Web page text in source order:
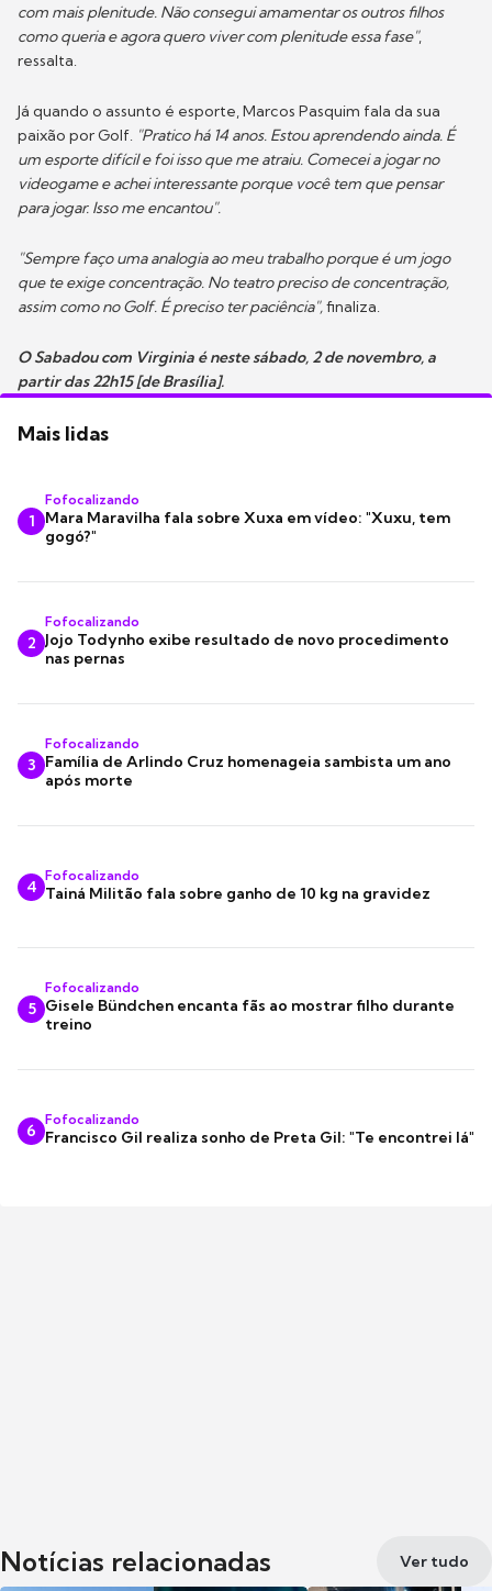
com mais plenitude. Não consegui amamentar os outros filhos
como queria e agora quero viver com plenitude essa fase",
ressalta.
Já quando o assunto é esporte, Marcos Pasquim fala da sua
paixão por Golf. "Pratico há 14 anos. Estou aprendendo ainda. É
um esporte difícil e foi isso que me atraiu. Comecei a jogar no
videogame e achei interessante porque você tem que pensar
para jogar. Isso me encantou".
"Sempre faço uma analogia ao meu trabalho porque é um jogo
que te exige concentração. No teatro preciso de concentração,
assim como no Golf. É preciso ter paciência",finaliza.
O Sabadou com Virginia é neste sábado, 2 de novembro, a
partir das 22h15 [de Brasília].
Mais lidas
1
Fofocalizando
Mara Maravilha fala sobre Xuxa em vídeo: "Xuxu, tem
gogó?"
2
Fofocalizando
Jojo Todynho exibe resultado de novo procedimento
nas pernas
3
Fofocalizando
Família de Arlindo Cruz homenageia sambista um ano
após morte
4
Fofocalizando
Tainá Militão fala sobre ganho de 10 kg na gravidez
5
Fofocalizando
Gisele Bündchen encanta fãs ao mostrar filho durante
treino
6
Fofocalizando
Francisco Gil realiza sonho de Preta Gil: "Te encontrei lá"
Notícias relacionadas Ver tudo